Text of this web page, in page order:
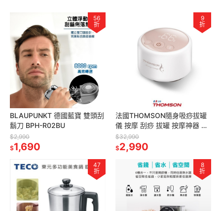
56
折
BLAUPUNKT 德國藍寶 雙頭刮
鬍刀 BPH-R02BU
$2,990
$1,690
9
折
法國THOMSON隨身吸痧拔罐
儀 按摩 刮痧 拔罐 按摩神器 促
循環 TM-BC02DC 刮痧儀
$32,990
$2,990
47
折
8
折